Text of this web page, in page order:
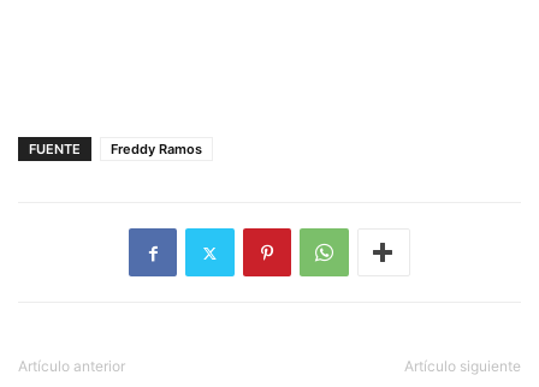
FUENTE Freddy Ramos
Artículo anterior Artículo siguiente